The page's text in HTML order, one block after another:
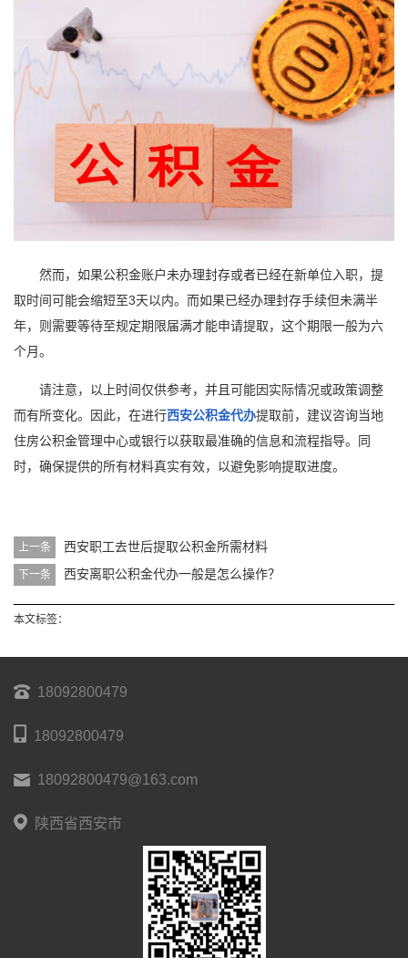
然而，如果公积金账户未办理封存或者已经在新单位入职，提
取时间可能会缩短至3天以内。而如果已经办理封存手续但未满半
年，则需要等待至规定期限届满才能申请提取，这个期限一般为六
个月。
请注意，以上时间仅供参考，并且可能因实际情况或政策调整
而有所变化。因此，在进行西安公积金代办提取前，建议咨询当地
住房公积金管理中心或银行以获取最准确的信息和流程指导。同
时，确保提供的所有材料真实有效，以避免影响提取进度。
上一条 西安职工去世后提取公积金所需材料
下一条 西安离职公积金代办一般是怎么操作？
本文标签：
18092800479
18092800479
18092800479@163.com
陕西省西安市